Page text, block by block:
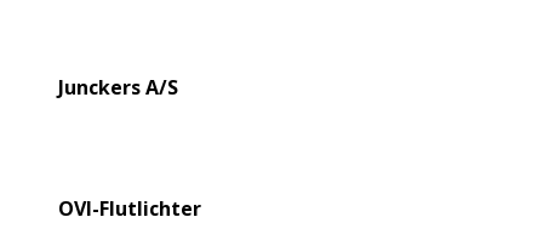
Junckers A/S
OVI-Flutlichter